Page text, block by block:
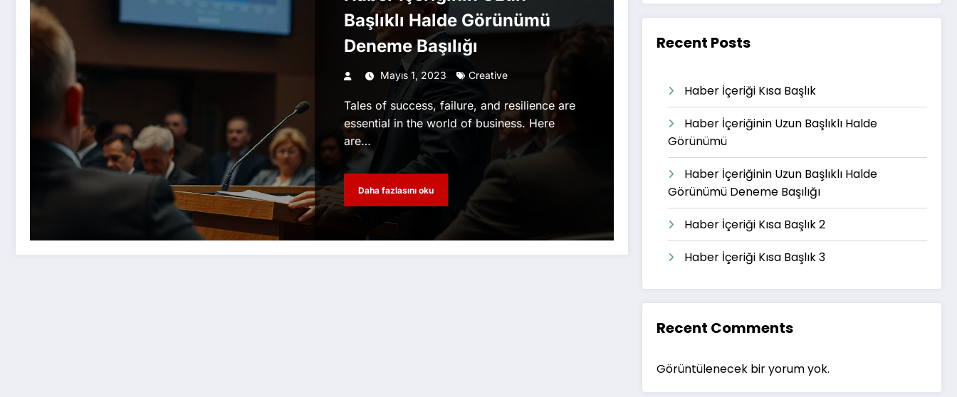
Başlıklı Halde Görünümü
Deneme Başılığı
Mayıs 1, 2023 Creative
Tales of success, failure, and resilience are
essential in the world of business. Here
are…
Daha fazlasını oku
Recent Posts
Haber İçeriği Kısa Başlık
Haber İçeriğinin Uzun Başlıklı Halde
Görünümü
Haber İçeriğinin Uzun Başlıklı Halde
Görünümü Deneme Başılığı
Haber İçeriği Kısa Başlık 2
Haber İçeriği Kısa Başlık 3
Recent Comments
Görüntülenecek bir yorum yok.